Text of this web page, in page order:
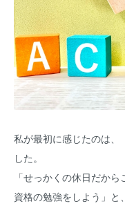
私が最初に感じたのは、
した。
「せっかくの休日だか
資格の勉強をしよう」と